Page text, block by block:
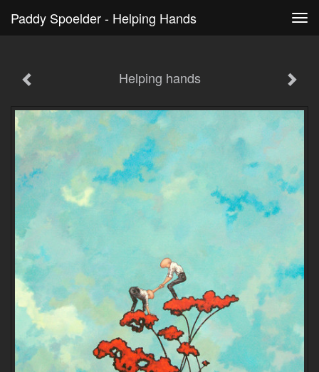
Paddy Spoelder - Helping Hands
Helping hands